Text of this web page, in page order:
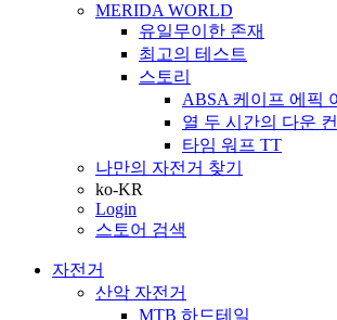
MERIDA WORLD
유일무이한 존재
최고의 테스트
스토리
ABSA 케이프 에픽
열 두 시간의 다운
타임 워프 TT
나만의 자전거 찾기
ko-KR
Login
스토어 검색
자전거
산악 자전거
MTB 하드테일